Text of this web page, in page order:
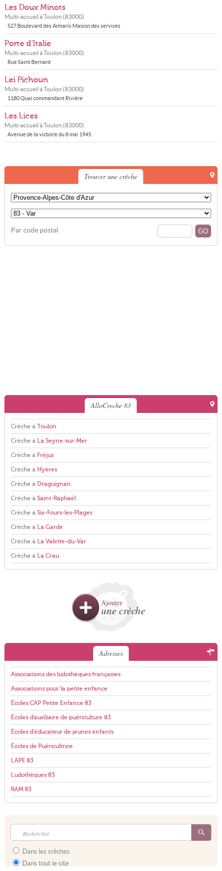
Les Doux Minots
Multi-accueil àToulon (83000)
527 Boulevard des Armaris Maison des services
Porte d'Italie
Multi-accueil àToulon (83000)
Rue Saint Bernard
Lei Pichoun
Multi-accueil àToulon (83000)
1180 Quai commandant Rivière
Les Lices
Multi-accueil àToulon (83000)
Avenue de la victoire du 8 mai 1945
Trouver une crèche
Par code postal
AlloCreche 83
Crèche à Toulon
Crèche à La Seyne-sur-Mer
Crèche à Fréjus
Crèche à Hyères
Crèche à Draguignan
Crèche à Saint-Raphaël
Crèche à Six-Fours-les-Plages
Crèche à La Garde
Crèche à La Valette-du-Var
Crèche à La Crau
Ajouter
une crèche
Adresses
Associations des ludothèques françaises
Associations pour la petite enfance
Écoles CAP Petite Enfance 83
Écoles d'auxiliaire de puériculture 83
Écoles d'éducateur de jeunes enfants
Écoles de Puéricultrice
LAPE 83
Ludothèques 83
RAM 83
Dans les crèches
Dans tout le site